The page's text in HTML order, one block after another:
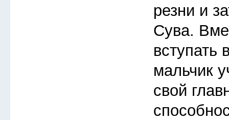
резни и
Сува.
вступать
мальчик
свой